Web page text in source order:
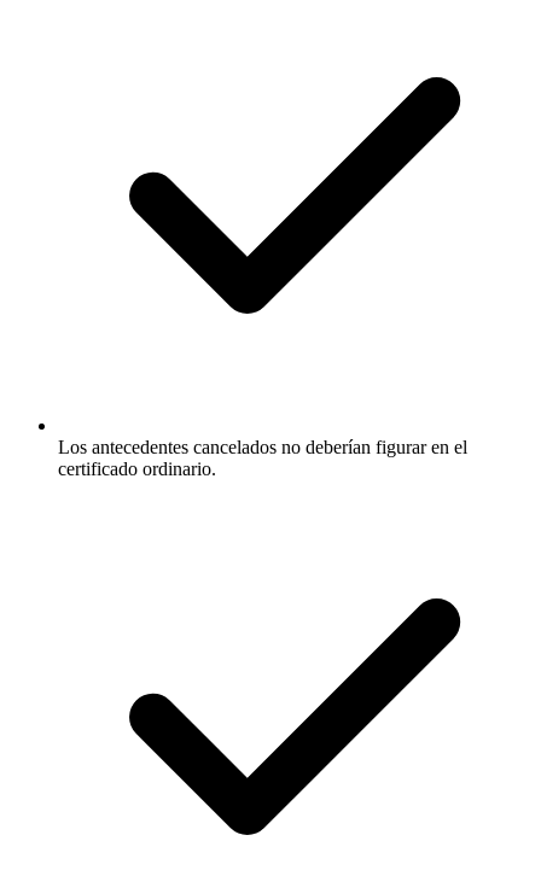
Los antecedentes cancelados no deberían figurar en el
certificado ordinario.